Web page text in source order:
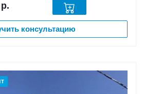
р.
консультацию